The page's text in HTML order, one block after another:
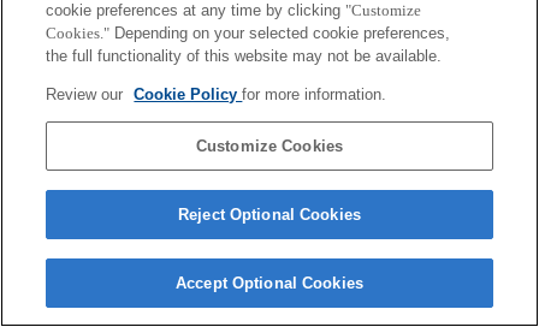
cookie preferences at any time by clicking "Customize
Cookies." Depending on your selected cookie preferences,
the full functionality of this website may not be available.
Review our Cookie Policyfor more information.
Customize Cookies
Reject Optional Cookies
Accept Optional Cookies